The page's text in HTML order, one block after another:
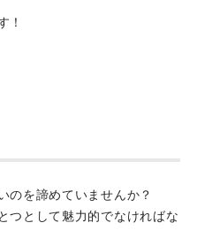
！
のを諦めていませんか？
つとして魅力的でなければな